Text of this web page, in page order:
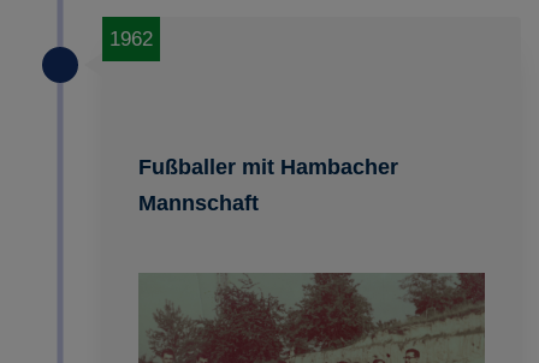
Fußballer mit Hambacher
Mannschaft
1962